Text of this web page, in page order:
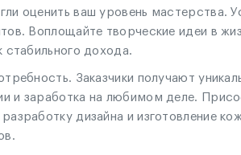
оценить ваш уровень мастерства.
Воплощайте творческие идеи в
дохода.
Заказчики получают
и заработка на любимом деле.
дизайна и изготовление